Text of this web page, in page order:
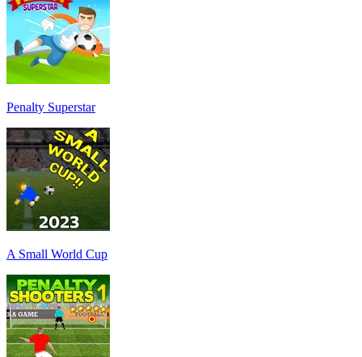
Penalty Superstar
A Small World Cup